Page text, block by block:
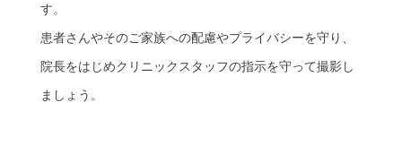
す。
患者さんやそのご家族への配慮やプライバシーを守り、
院長をはじめクリニックスタッフの指示を守って撮影し
ましょう。